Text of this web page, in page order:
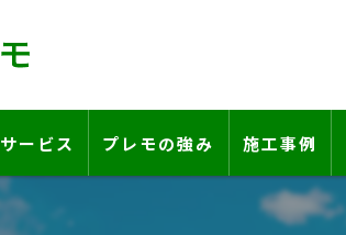
サービス
工事の流れ―契約書・保証書について―
プレモの強み 施工事例